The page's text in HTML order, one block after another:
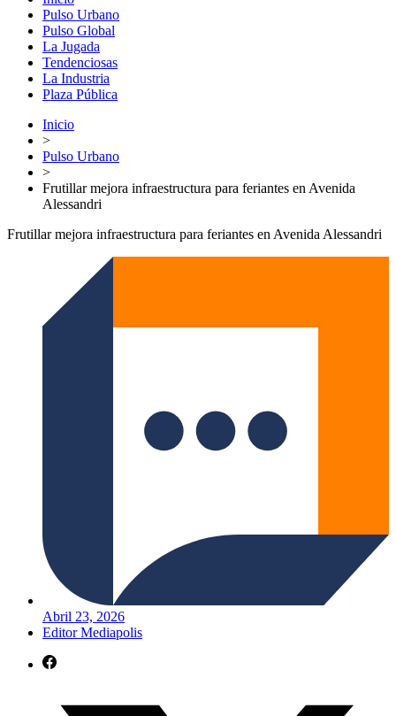
Pulso Urbano
Pulso Global
La Jugada
Tendenciosas
La Industria
Plaza Pública
Inicio
>
Pulso Urbano
>
Frutillar mejora infraestructura para feriantes en Avenida
Alessandri
Frutillar mejora infraestructura para feriantes en Avenida Alessandri
Abril 23, 2026
Editor Mediapolis